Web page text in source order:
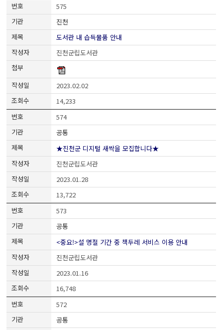
575
진천
도서관 내 습득물품 안내
진천군립도서관
2023.02.02
14,233
574
공통
★진천군 디지털 새싹을 모집합니다★
진천군립도서관
2023.01.28
13,722
573
공통
<중요!>설 명절 기간 중 책두레 서비스 이용 안내
진천군립도서관
2023.01.16
16,748
572
공통